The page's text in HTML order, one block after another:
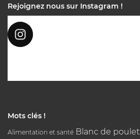
Rejoignez nous sur Instagram !
Mots clés !
Alimentation et santé Blanc de poulet